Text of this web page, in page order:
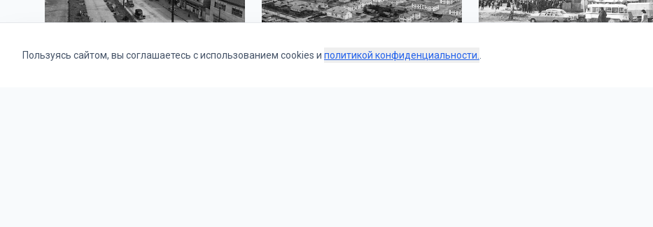
Пользуясь сайтом, вы соглашаетесь с использованием cookies и политикой конфиденциальности.